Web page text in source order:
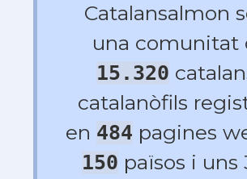
Catalansalmon
una comunitat
15.320
catalanòfils
en 484 pagines
150 països i uns